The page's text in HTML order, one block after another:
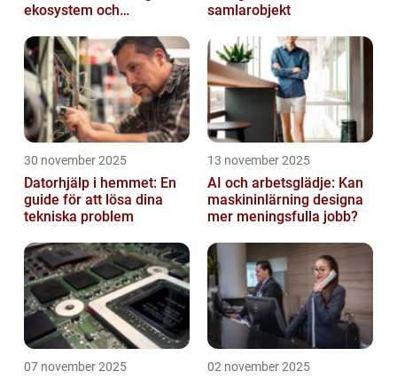
ekosystem och
samlarobjekt
30 november 2025
Datorhjälp i hemmet: En
guide för att lösa dina
tekniska problem
13 november 2025
AI och arbetsglädje: Kan
maskininlärning designa
mer meningsfulla jobb?
07 november 2025 02 november 2025